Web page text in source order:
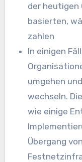
der heutigen
basierten,
zahlen
In einigen
umgehen
wechseln.
wie einige
Übergang